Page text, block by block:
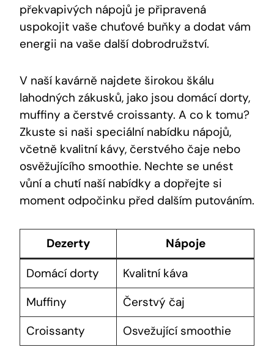
překvapivých nápojů je připravená
uspokojit vaše chuťové buňky a dodat vám
energii na vaše další dobrodružství.
V naší kavárně najdete širokou škálu
lahodných zákusků, jako jsou domácí dorty,
muffiny a čerstvé croissanty. A co k tomu?
Zkuste si naši speciální nabídku nápojů,
včetně kvalitní kávy, čerstvého čaje nebo
osvěžujícího smoothie. Nechte se unést
vůní a chutí naší nabídky a dopřejte si
moment odpočinku před dalším putováním.
Dezerty
Nápoje
Domácí dorty
Kvalitní káva
Muffiny
Čerstvý čaj
Croissanty
Osvežující smoothie